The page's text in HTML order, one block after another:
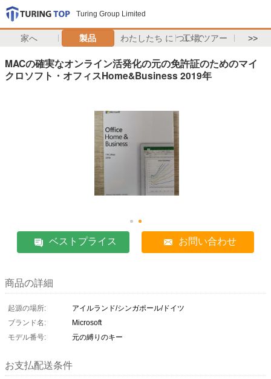
Turing Group Limited
家へ 製品 わたしたち に つい て工場 ツアー >>
MACの確実なオンライン活発化の元の免許証のためのマイ
クロソフト・オフィスHome&Business 2019年
ベストプライス お問い合わせ
商品の詳細
起源の場所:
アイルランド/シンガポール/ドイツ
ブランド名:
Microsoft
モデル番号:
元の縛りのキー
お支払配送条件